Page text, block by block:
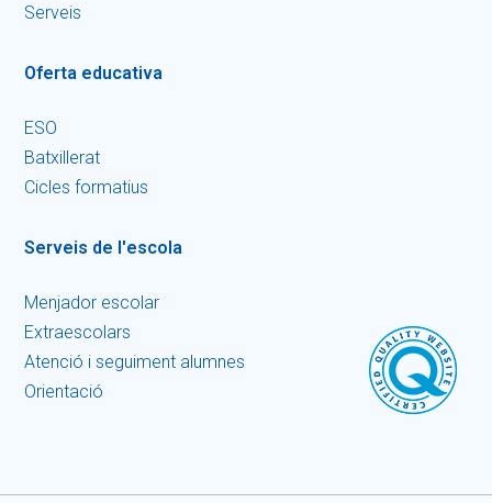
Serveis
Oferta educativa
ESO
Batxillerat
Cicles formatius
Serveis de l'escola
Menjador escolar
Extraescolars
Atenció i seguiment alumnes
Orientació